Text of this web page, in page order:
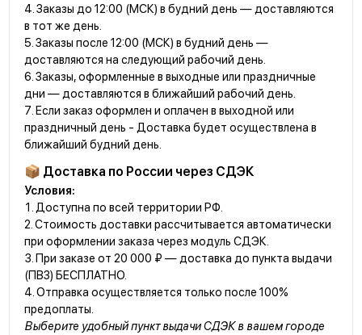
Заказы до 12:00 (МСК) в будний день — доставляются
в тот же день.
Заказы после 12:00 (МСК) в будний день —
доставляются на следующий рабочий день.
Заказы, оформленные в выходные или праздничные
дни — доставляются в ближайший рабочий день.
Если заказ оформлен и оплачен в выходной или
праздничный день - Доставка будет осуществлена в
ближайший будний день.
📦 Доставка по России через СДЭК
Условия:
Доступна по всей территории РФ.
Стоимость доставки рассчитывается автоматически
при оформлении заказа через модуль СДЭК.
При заказе от 20 000 ₽ — доставка до пункта выдачи
(ПВЗ) БЕСПЛАТНО.
Отправка осуществляется только после 100%
предоплаты.
Выберите удобный пункт выдачи СДЭК в вашем городе